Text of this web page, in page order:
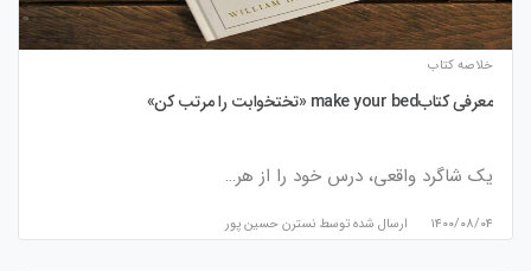
خلاصه کتاب
معرفی کتابmake your bed «تختخوابت را مرتب کن»
یک شاگرد واقعی، درس خود را از هر…
۱۴۰۰/۰۸/۰۴ ارسال شده توسط نسترن حسین پور